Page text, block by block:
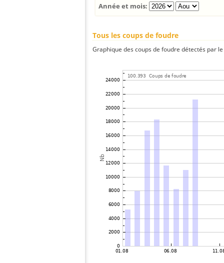
Année et mois:
Tous les coups de foudre
Graphique des coups de foudre détectés par